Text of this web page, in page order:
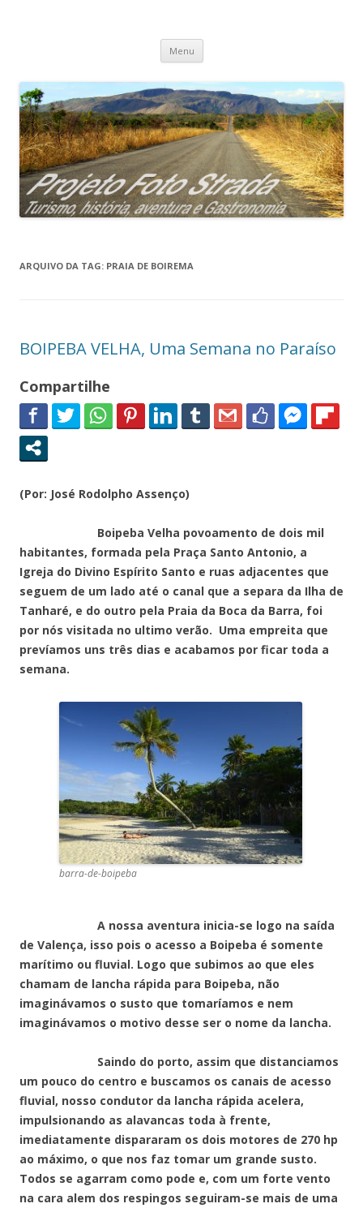
Projeto Foto Strada
Menu Pular
o
conteúdo
ARQUIVO DA TAG: PRAIA DE BOIREMA
BOIPEBA VELHA, Uma Semana no Paraíso
Compartilhe
(Por: José Rodolpho Assenço)
Boipeba Velha povoamento de dois mil
habitantes, formada pela Praça Santo Antonio, a
Igreja do Divino Espírito Santo e ruas adjacentes que
seguem de um lado até o canal que a separa da Ilha de
Tanharé, e do outro pela Praia da Boca da Barra, foi
por nós visitada no ultimo verão. Uma empreita que
prevíamos uns três dias e acabamos por ficar toda a
semana.
barra-de-boipeba
A nossa aventura inicia-se logo na saída
de Valença, isso pois o acesso a Boipeba é somente
marítimo ou fluvial. Logo que subimos ao que eles
chamam de lancha rápida para Boipeba, não
imaginávamos o susto que tomaríamos e nem
imaginávamos o motivo desse ser o nome da lancha.
Saindo do porto, assim que distanciamos
um pouco do centro e buscamos os canais de acesso
fluvial, nosso condutor da lancha rápida acelera,
impulsionando as alavancas toda à frente,
imediatamente dispararam os dois motores de 270 hp
ao máximo, o que nos faz tomar um grande susto.
Todos se agarram como pode e, com um forte vento
na cara alem dos respingos seguiram-se mais de uma